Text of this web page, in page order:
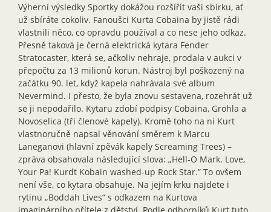
Výherní výsledky Sportky dokážou rozšířit vaši sbírku, ať
už sbíráte cokoliv. Fanoušci Kurta Cobaina by jistě rádi
vlastnili něco, co opravdu používal a co nese jeho odkaz.
Přesně taková je černá elektrická kytara Fender
Stratocaster, která se, ačkoliv nehraje, prodala v aukci v
přepočtu za 13 milionů korun. Nástroj byl poškozený na
začátku 90. let, když kapela nahrávala své album
Nevermind. I přesto, že byla znovu sestavena, rozehrát už
se ji nepodařilo. Kytaru zdobí podpisy Cobaina, Grohla a
Novoselica (tři členové kapely). Kromě toho na ni Kurt
vlastnoručně napsal věnování směrem k Marcu
Laneganovi (hlavní zpěvák kapely Screaming Trees) –
zpráva obsahovala následující slova: „Hell-O Mark. Love,
Your Pa! Kurdt Kobain washed-up Rock Star.” To ovšem
není vše, co kytara obsahuje. Na jejím krku najdete i
rytinu „Boddah Lives“ s odkazem na Kurtova